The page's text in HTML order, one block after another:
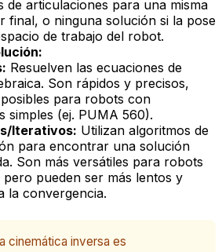
de articulaciones para una misma
final, o ninguna solución si la pose
de trabajo del robot.
Resuelven las ecuaciones de
Son rápidos y precisos,
para robots con
simples (ej. PUMA 560).
Iterativos: Utilizan algoritmos de
para encontrar una solución
Son más versátiles para robots
pero pueden ser más lentos y
la convergencia.
cinemática inversa es